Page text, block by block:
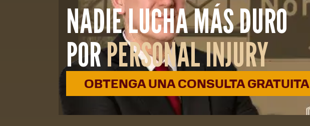
NADIE LUCHA MÁS DURO
PORPERSONAL INJURY
OBTENGA UNA CONSULTA GRATUITA